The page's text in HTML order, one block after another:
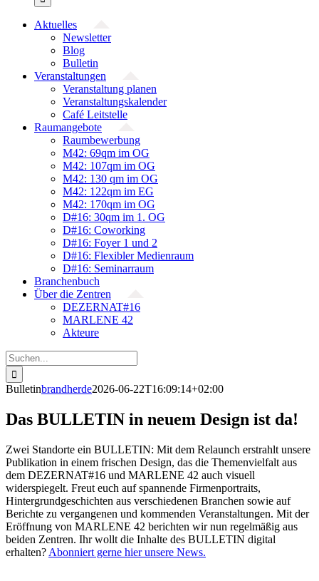
Aktuelles
Newsletter
Blog
Bulletin
Veranstaltungen
Veranstaltung planen
Veranstaltungskalender
Café Leitstelle
Raumangebote
Raumbewerbung
M42: 69qm im OG
M42: 107qm im OG
M42: 130 qm im OG
M42: 122qm im EG
M42: 170qm im OG
D#16: 30qm im 1. OG
D#16: Coworking
D#16: Foyer 1 und 2
D#16: Flexibler Medienraum
D#16: Seminarraum
Branchenbuch
Über die Zentren
DEZERNAT#16
MARLENE 42
Akteure
Suche
nach:
Bulletinbrandherde2026-06-22T16:09:14+02:00
Das BULLETIN in neuem Design ist da!
Zwei Standorte ein BULLETIN: Mit dem Relaunch erstrahlt unsere
Publikation in einem frischen Design, das die Themenvielfalt aus
dem DEZERNAT#16 und MARLENE 42 auch visuell
widerspiegelt. Freut euch auf spannende Firmenportraits,
Hintergrundgeschichten aus verschiedenen Branchen sowie auf
Berichte zu vergangenen und kommenden Veranstaltungen. Mit der
Eröffnung von MARLENE 42 berichten wir nun regelmäßig aus
beiden Zentren. Ihr wollt die Inhalte des BULLETIN digital
erhalten? Abonniert gerne hier unsere News.